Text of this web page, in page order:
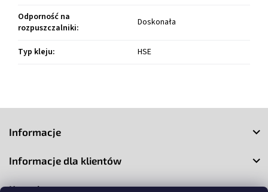
Odporność na
rozpuszczalniki: Doskonała
Typ kleju: HSE
Informacje
Informacje dla klientów
Kontakt